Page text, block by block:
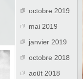
octobre 2019
mai 2019
janvier 2019
octobre 2018
août 2018